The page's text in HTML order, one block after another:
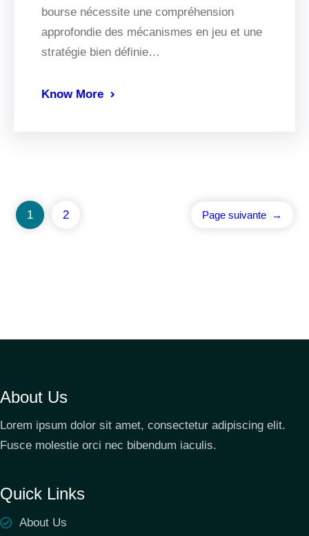
bourse nécessite une compréhension
approfondie des mécanismes en jeu et une
stratégie bien définie…
Know More
1 2 Page suivante →
About Us
Lorem ipsum dolor sit amet, consectetur adipiscing elit.
Fusce molestie orci nec bibendum iaculis.
Quick Links
About Us